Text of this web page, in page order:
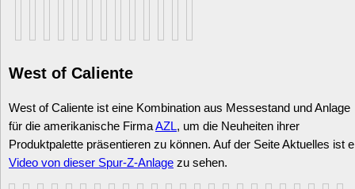
West of Caliente
West of Caliente ist eine Kombination aus Messestand und Anlage
für die amerikanische FirmaAZL, um die Neuheiten ihrer
Produktpalette präsentieren zu können. Auf der Seite Aktuelles ist
Video von dieser Spur-Z-Anlage zu sehen.